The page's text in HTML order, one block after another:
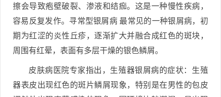
擦会导致疱壁破裂、渗液和结痂。这是一种慢性疾病，
容易反复发作。寻常型银屑病 最常见的一种银屑病，初
期为红涩的炎性丘疹，逐渐扩大并融合成红色的斑块，
周围有红晕，表面有多层干燥的银色鳞屑。
皮肤病医院专家指出，生殖器银屑病的症状：生殖
器表皮出现红色的斑片鳞屑现象，特别是在男性的包皮